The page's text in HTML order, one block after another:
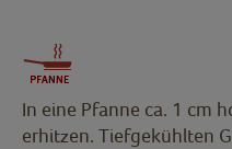
In eine Pfanne ca. 1 cm
erhitzen. Tiefgekühlten